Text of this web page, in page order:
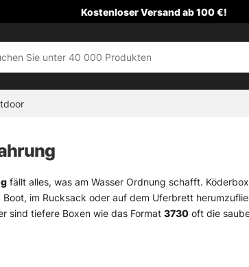
Kostenloser Versand ab 100 €!
fällt alles, was am Wasser Ordnung schafft.
Boot, im Rucksack oder auf dem Uferbrett
sind tiefere Boxen wie das Format 3730 oft die